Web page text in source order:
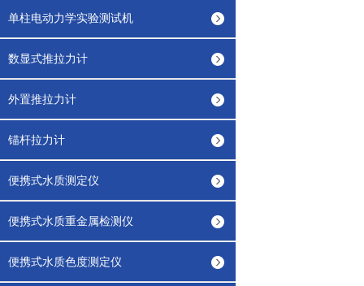
单柱电动力学实验测试机
数显式推拉力计
外置推拉力计
锚杆拉力计
便携式水质测定仪
便携式水质重金属检测仪
便携式水质色度测定仪